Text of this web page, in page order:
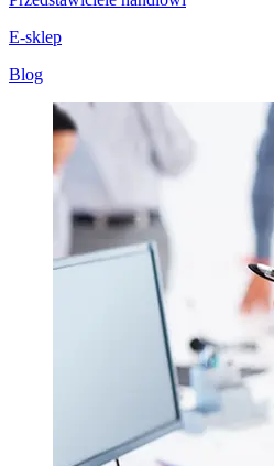
E-sklep
Blog